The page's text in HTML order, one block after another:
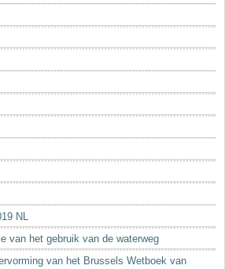
NL
van het gebruik van de waterweg
van het Brussels Wetboek van